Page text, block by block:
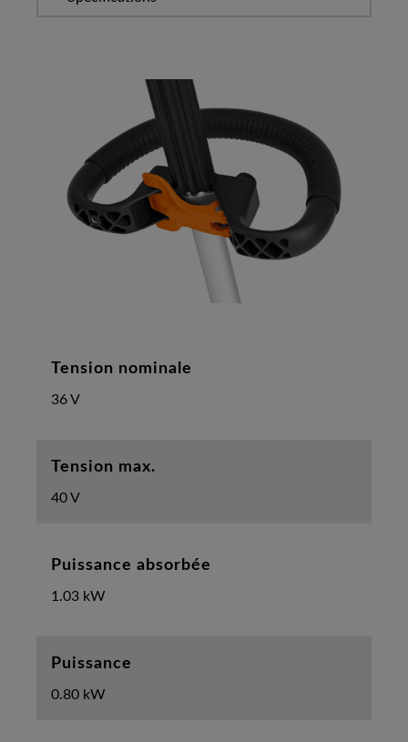
Tension nominale
36 V
Tension max.
40 V
Puissance absorbée
1.03 kW
Puissance
0.80 kW